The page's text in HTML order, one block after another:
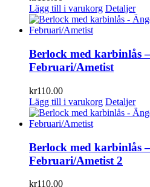
Lägg till i varukorg Detaljer
Berlock med karbinlås
Februari/Ametist
kr110.00
Lägg till i varukorg Detaljer
Berlock med karbinlås
Februari/Ametist 2
kr110.00